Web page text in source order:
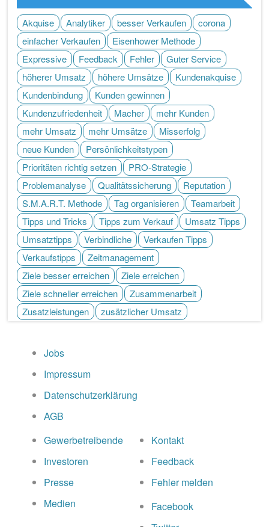
Akquise Analytiker besser Verkaufen
corona
einfacher Verkaufen
Eisenhower Methode
Expressive
Feedback Fehler
Guter Service
höherer Umsatz
höhere Umsätze
Kundenakquise
Kundenbindung
Kunden gewinnen
Kundenzufriedenheit
Macher
mehr Kunden
mehr Umsatz
mehr Umsätze
Misserfolg
neue Kunden
Persönlichkeitstypen
Prioritäten richtig setzen
PRO-Strategie
Problemanalyse
Qualitätssicherung
Reputation
S.M.A.R.T. Methode
Tag organisieren
Teamarbeit
Tipps und Tricks
Tipps zum Verkauf
Umsatz Tipps
Umsatztipps
Verbindliche
Verkaufen Tipps
Verkaufstipps
Zeitmanagement
Ziele besser erreichen
Ziele erreichen
Ziele schneller erreichen
Zusammenarbeit
Zusatzleistungen
zusätzlicher Umsatz
Jobs
Impressum
Datenschutzerklärung
AGB
Gewerbetreibende
Investoren
Presse
Medien
Kontakt
Feedback
Fehler melden
Facebook